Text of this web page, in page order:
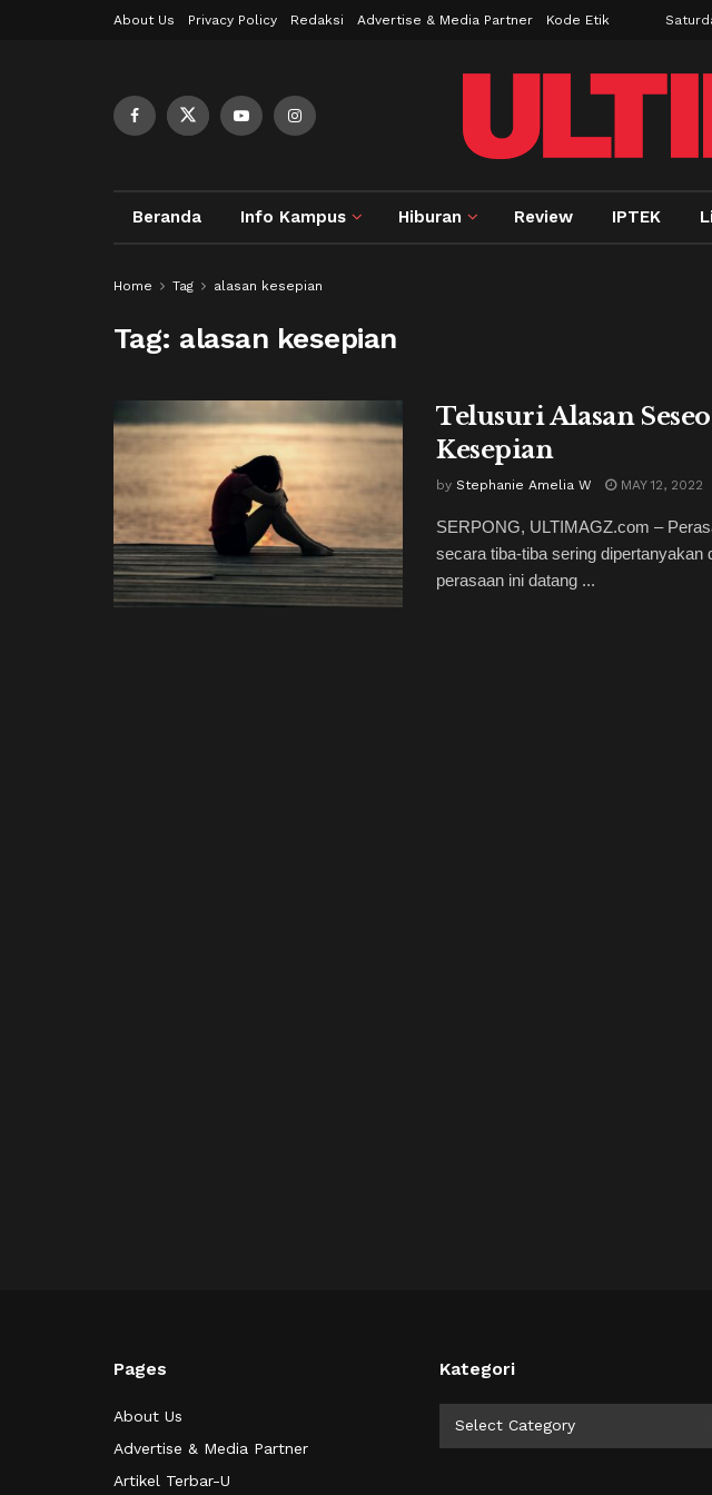
About Us Privacy Policy Redaksi Advertise & Media Partner Kode Etik
Beranda Info Kampus Hiburan Review IPTEK
Home Tag alasan kesepian
Tag: alasan kesepian
Telusuri Alasan
Kesepian
by Stephanie Amelia W MAY 12, 2022
SERPONG, ULTIMAGZ.com –
secara tiba-tiba sering dipertanyakan
perasaan ini datang ...
Pages
About Us
Advertise & Media Partner
Artikel Terbar-U
Kategori
Select Category